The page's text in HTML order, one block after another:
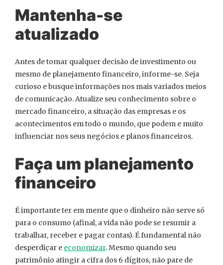
Mantenha-se
atualizado
Antes de tomar qualquer decisão de investimento ou
mesmo de planejamento financeiro, informe-se. Seja
curioso e busque informações nos mais variados meios
de comunicação. Atualize seu conhecimento sobre o
mercado financeiro, a situação das empresas e os
acontecimentos em todo o mundo, que podem e muito
influenciar nos seus negócios e planos financeiros.
Faça um planejamento
financeiro
É importante ter em mente que o dinheiro não serve só
para o consumo (afinal, a vida não pode se resumir a
trabalhar, receber e pagar contas). É fundamental não
desperdiçar e economizar. Mesmo quando seu
patrimônio atingir a cifra dos 6 dígitos, não pare de